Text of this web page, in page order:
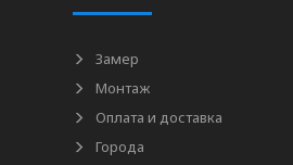
Замер
Монтаж
Оплата и доставка
Города